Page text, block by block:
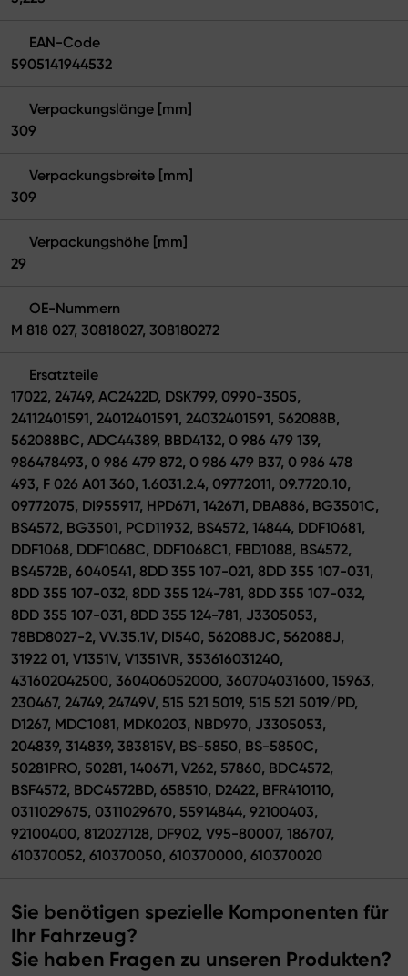
EAN-Code
5905141944532
Verpackungslänge [mm]
309
Verpackungsbreite [mm]
309
Verpackungshöhe [mm]
29
OE-Nummern
M 818 027, 30818027, 308180272
Ersatzteile
17022, 24749, AC2422D, DSK799, 0990-3505,
24112401591, 24012401591, 24032401591, 562088B,
562088BC, ADC44389, BBD4132, 0 986 479 139,
986478493, 0 986 479 872, 0 986 479 B37, 0 986 478
493, F 026 A01 360, 1.6031.2.4, 09772011, 09.7720.10,
09772075, DI955917, HPD671, 142671, DBA886, BG3501C,
BS4572, BG3501, PCD11932, BS4572, 14844, DDF10681,
DDF1068, DDF1068C, DDF1068C1, FBD1088, BS4572,
BS4572B, 6040541, 8DD 355 107-021, 8DD 355 107-031,
8DD 355 107-032, 8DD 355 124-781, 8DD 355 107-032,
8DD 355 107-031, 8DD 355 124-781, J3305053,
78BD8027-2, VV.35.1V, DI540, 562088JC, 562088J,
31922 01, V1351V, V1351VR, 353616031240,
431602042500, 360406052000, 360704031600, 15963,
230467, 24749, 24749V, 515 521 5019, 515 521 5019/PD,
D1267, MDC1081, MDK0203, NBD970, J3305053,
204839, 314839, 383815V, BS-5850, BS-5850C,
50281PRO, 50281, 140671, V262, 57860, BDC4572,
BSF4572, BDC4572BD, 658510, D2422, BFR410110,
0311029675, 0311029670, 55914844, 92100403,
92100400, 812027128, DF902, V95-80007, 186707,
610370052, 610370050, 610370000, 610370020
Sie benötigen spezielle Komponenten für
Ihr Fahrzeug?
Sie haben Fragen zu unseren Produkten?